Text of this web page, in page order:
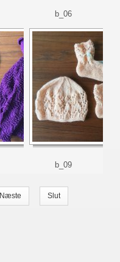
b_06
b_09
Næste Slut